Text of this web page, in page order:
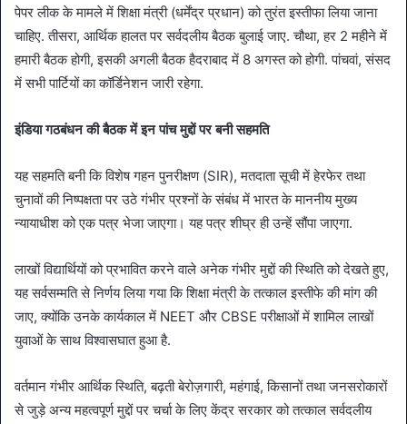
पेपर लीक के मामले में शिक्षा मंत्री (धर्मेंद्र प्रधान) को तुरंत इस्तीफा लिया जाना
चाहिए. तीसरा, आर्थिक हालत पर सर्वदलीय बैठक बुलाई जाए. चौथा, हर 2 महीने में
हमारी बैठक होगी, इसकी अगली बैठक हैदराबाद में 8 अगस्त को होगी. पांचवां, संसद
में सभी पार्टियों का कॉर्डिनेशन जारी रहेगा.
इंडिया गठबंधन की बैठक में इन पांच मुद्दों पर बनी सहमति
यह सहमति बनी कि विशेष गहन पुनरीक्षण (SIR), मतदाता सूची में हेरफेर तथा
चुनावों की निष्पक्षता पर उठे गंभीर प्रश्नों के संबंध में भारत के माननीय मुख्य
न्यायाधीश को एक पत्र भेजा जाएगा। यह पत्र शीघ्र ही उन्हें सौंपा जाएगा.
लाखों विद्यार्थियों को प्रभावित करने वाले अनेक गंभीर मुद्दों की स्थिति को देखते हुए,
यह सर्वसम्मति से निर्णय लिया गया कि शिक्षा मंत्री के तत्काल इस्तीफे की मांग की
जाए, क्योंकि उनके कार्यकाल में NEET और CBSE परीक्षाओं में शामिल लाखों
युवाओं के साथ विश्वासघात हुआ है.
वर्तमान गंभीर आर्थिक स्थिति, बढ़ती बेरोज़गारी, महंगाई, किसानों तथा जनसरोकारों
से जुड़े अन्य महत्वपूर्ण मुद्दों पर चर्चा के लिए केंद्र सरकार को तत्काल सर्वदलीय